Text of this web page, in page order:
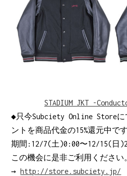
STADIUM JKT -
◆只今Subciety Online Storeに
ントを商品代金の15%還元中です
期間:12/7(土)0:00〜12/15(日
この機会に是非ご利用ください
→http://store.subciety.jp/